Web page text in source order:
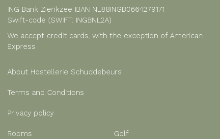
ING Bank Zierikzee IBAN NL88INGB0664279171
Swift-code (SWIFT: INGBNL2A)
We accept credit cards, with the exception of American
Express
About Hostellerie Schuddebeurs
Terms and Conditions
Privacy policy
Rooms
Golf